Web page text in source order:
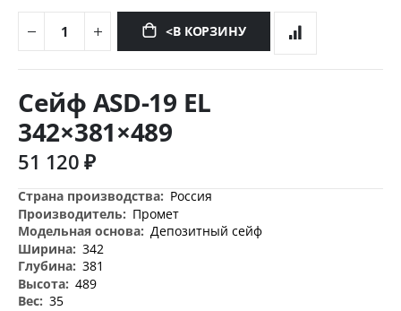
<В КОРЗИНУ
началу
изображений
Сейф ASD-19 EL
342×381×489
51 120 ₽
Дополнительная
информация
Россия
Промет
Депозитный сейф
342
381
489
35